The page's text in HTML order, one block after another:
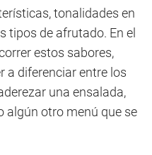
tonalidades en
tipos de afrutado. En el
estos sabores,
a diferenciar entre los
una ensalada,
algún otro menú que se